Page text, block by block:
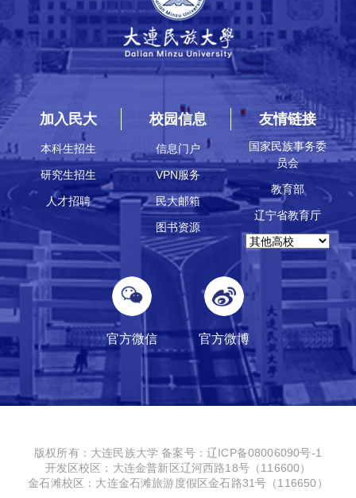
加入民大
本科生招生
研究生招生
人才招聘
校园信息
信息门户
VPN服务
民大邮箱
图书资源
友情链接
国家民族事务委
员会
教育部
辽宁省教育厅
官方微信 官方微博
版权所有：大连民族大学备案号：辽ICP备08006090号-1
开发区校区：大连金普新区辽河西路18号（116600）
金石滩校区：大连金石滩旅游度假区金石路31号（116650）